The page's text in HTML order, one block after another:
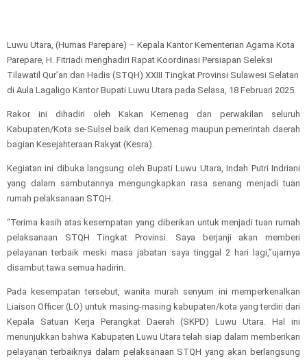
Luwu Utara, (Humas Parepare) – Kepala Kantor Kementerian Agama Kota
Parepare, H. Fitriadi menghadiri Rapat Koordinasi Persiapan Seleksi
Tilawatil Qur’an dan Hadis (STQH) XXIII Tingkat Provinsi Sulawesi Selatan
di Aula Lagaligo Kantor Bupati Luwu Utara pada Selasa, 18 Februari 2025.
Rakor ini dihadiri oleh Kakan Kemenag dan perwakilan seluruh
Kabupaten/Kota se-Sulsel baik dari Kemenag maupun pemerintah daerah
bagian Kesejahteraan Rakyat (Kesra).
Kegiatan ini dibuka langsung oleh Bupati Luwu Utara, Indah Putri Indriani
yang dalam sambutannya mengungkapkan rasa senang menjadi tuan
rumah pelaksanaan STQH.
“Terima kasih atas kesempatan yang diberikan untuk menjadi tuan rumah
pelaksanaan STQH Tingkat Provinsi. Saya berjanji akan memberi
pelayanan terbaik meski masa jabatan saya tinggal 2 hari lagi,”ujarnya
disambut tawa semua hadirin.
Pada kesempatan tersebut, wanita murah senyum ini memperkenalkan
Liaison Officer (LO) untuk masing-masing kabupaten/kota yang terdiri dari
Kepala Satuan Kerja Perangkat Daerah (SKPD) Luwu Utara. Hal ini
menunjukkan bahwa Kabupaten Luwu Utara telah siap dalam memberikan
pelayanan terbaiknya dalam pelaksanaan STQH yang akan berlangsung